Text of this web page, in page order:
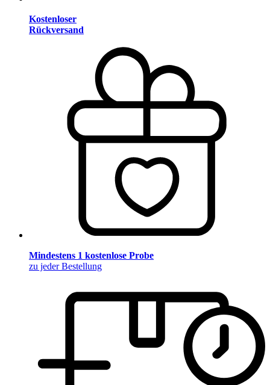
Kostenloser
Rückversand
Mindestens 1 kostenlose Probe
zu jeder Bestellung